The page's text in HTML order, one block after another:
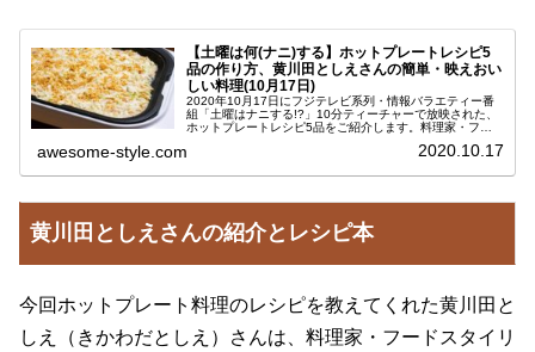
【土曜は何(ナニ)する】ホットプレートレシピ5
品の作り方、黄川田としえさんの簡単・映えおい
しい料理(10月17日)
2020年10月17日にフジテレビ系列・情報バラエティー番
組「土曜はナニする!?」10分ティーチャーで放映された、
ホットプレートレシピ5品をご紹介します。料理家・フー
awesome-style.com 2020.10.17
黄川田としえさんの紹介とレシピ本
今回ホットプレート料理のレシピを教えてくれた黄川田と
しえ（きかわだとしえ）さんは、料理家・フードスタイリ